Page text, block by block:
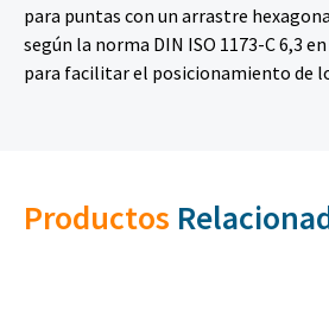
para puntas con un arrastre
según la norma DIN ISO 1173-C 6,3
para facilitar el posicionamiento de
Productos